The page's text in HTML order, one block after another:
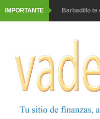
IMPORTANTE Prueba
Gana
Corona te
premios
Comprar